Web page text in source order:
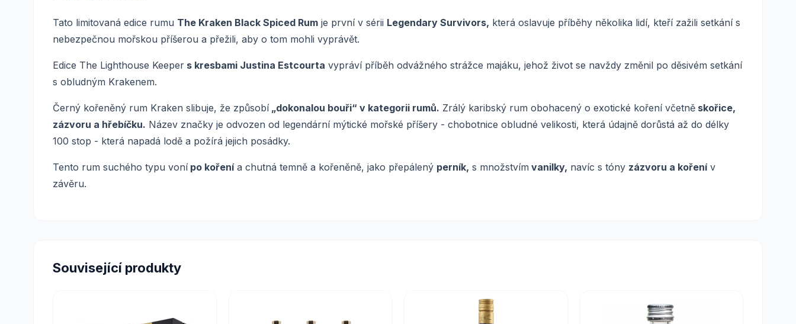
Tato limitovaná edice rumu The Kraken Black Spiced Rum je první v sérii Legendary Survivors, která oslavuje příběhy několika lidí, kteří zažili setkání s
nebezpečnou mořskou příšerou a přežili, aby o tom mohli vyprávět.
Edice The Lighthouse Keeper s kresbami Justina Estcourta vypráví příběh odvážného strážce majáku, jehož život se navždy změnil po děsivém setkání
s obludným Krakenem.
Černý kořeněný rum Kraken slibuje, že způsobí„dokonalou bouři“ v kategorii rumů. Zrálý karibský rum obohacený o exotické koření včetně skořice,
zázvoru a hřebíčku. Název značky je odvozen od legendární mýtické mořské příšery - chobotnice obludné velikosti, která údajně dorůstá až do délky
100 stop - která napadá lodě a požírá jejich posádky.
Tento rum suchého typu vonípo kořenía chutná temně a kořeněně, jako přepálený perník, s množstvím vanilky, navíc s tóny zázvoru a kořenív
závěru.
Související produkty